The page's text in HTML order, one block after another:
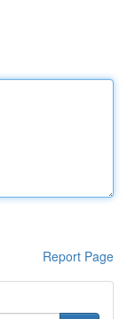
Report Page